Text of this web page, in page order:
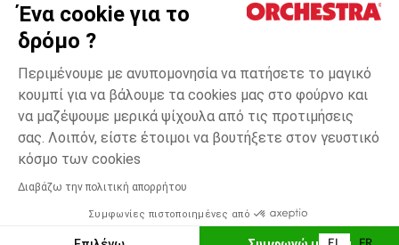
Ένα cookie για το
δρόμο ?
Περιμένουμε με ανυπομονησία να πατήσετε το μαγικό
κουμπί για να βάλουμε τα cookies μας στο φούρνο και
να μαζέψουμε μερικά ψίχουλα από τις προτιμήσεις
σας. Λοιπόν, είστε έτοιμοι να βουτήξετε στον γευστικό
κόσμο των cookies
Διαβάζω την πολιτική απορρήτου
Συμφωνίες πιστοποιημένες από
Διαφανές
one
Δυνατότητα πληρωμής με
ΠΡΟΣΘΉΚΗ ΣΤΟ ΚΑΛΆΘΙ
Γενικοί 'Οροι Πώλησης
*Εμπορικες προσφορες
Προσωπικά δεδομένα
Διαχείρηση των cookies
Προσβασιμότητα: μη συμμορφούμενη
H Orchestra συμμετέχει στον κωδικά δεοντολογίας και στο σύστημα
μεσολάβησης της Γαλλικής Ομοσπονδίας Ηλεκτρονικού Εμπορίου.